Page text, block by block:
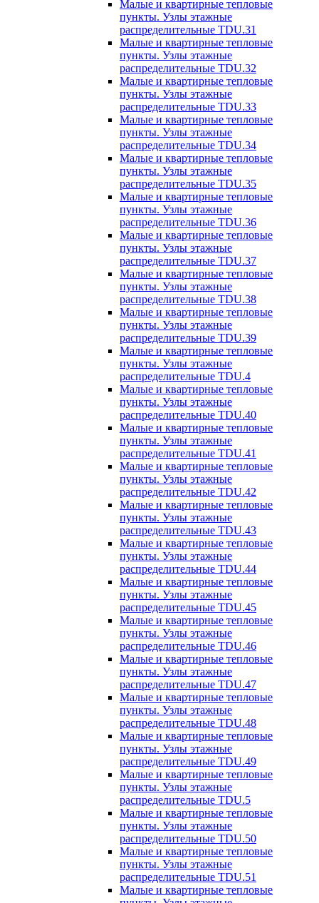
Малые и квартирные тепловые
пункты. Узлы этажные
распределительные TDU.31
Малые и квартирные тепловые
пункты. Узлы этажные
распределительные TDU.32
Малые и квартирные тепловые
пункты. Узлы этажные
распределительные TDU.33
Малые и квартирные тепловые
пункты. Узлы этажные
распределительные TDU.34
Малые и квартирные тепловые
пункты. Узлы этажные
распределительные TDU.35
Малые и квартирные тепловые
пункты. Узлы этажные
распределительные TDU.36
Малые и квартирные тепловые
пункты. Узлы этажные
распределительные TDU.37
Малые и квартирные тепловые
пункты. Узлы этажные
распределительные TDU.38
Малые и квартирные тепловые
пункты. Узлы этажные
распределительные TDU.39
Малые и квартирные тепловые
пункты. Узлы этажные
распределительные TDU.4
Малые и квартирные тепловые
пункты. Узлы этажные
распределительные TDU.40
Малые и квартирные тепловые
пункты. Узлы этажные
распределительные TDU.41
Малые и квартирные тепловые
пункты. Узлы этажные
распределительные TDU.42
Малые и квартирные тепловые
пункты. Узлы этажные
распределительные TDU.43
Малые и квартирные тепловые
пункты. Узлы этажные
распределительные TDU.44
Малые и квартирные тепловые
пункты. Узлы этажные
распределительные TDU.45
Малые и квартирные тепловые
пункты. Узлы этажные
распределительные TDU.46
Малые и квартирные тепловые
пункты. Узлы этажные
распределительные TDU.47
Малые и квартирные тепловые
пункты. Узлы этажные
распределительные TDU.48
Малые и квартирные тепловые
пункты. Узлы этажные
распределительные TDU.49
Малые и квартирные тепловые
пункты. Узлы этажные
распределительные TDU.5
Малые и квартирные тепловые
пункты. Узлы этажные
распределительные TDU.50
Малые и квартирные тепловые
пункты. Узлы этажные
распределительные TDU.51
Малые и квартирные тепловые